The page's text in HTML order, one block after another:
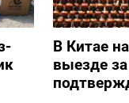
В Китае
выезде